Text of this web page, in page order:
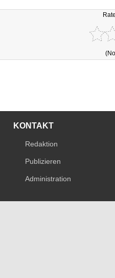
KONTAKT
Redaktion
Publizieren
Administration